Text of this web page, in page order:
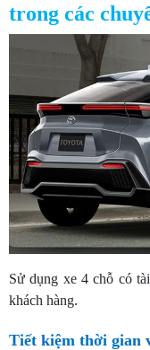
trong các
Sử dụng xe 4 chỗ có
khách hàng.
Tiết kiệm thời gian